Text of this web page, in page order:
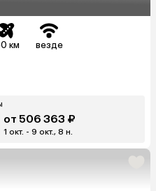
км везде
от 506 363 ₽
1 окт. - 9 окт., 8 н.